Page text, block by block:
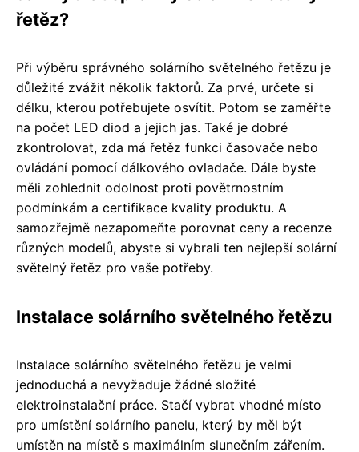
řetěz?
Při výběru správného solárního světelného řetězu je
důležité zvážit několik faktorů. Za prvé, určete si
délku, kterou potřebujete osvítit. Potom se zaměřte
na počet LED diod a jejich jas. Také je dobré
zkontrolovat, zda má řetěz funkci časovače nebo
ovládání pomocí dálkového ovladače. Dále byste
měli zohlednit odolnost proti povětrnostním
podmínkám a certifikace kvality produktu. A
samozřejmě nezapomeňte porovnat ceny a recenze
různých modelů, abyste si vybrali ten nejlepší solární
světelný řetěz pro vaše potřeby.
Instalace solárního světelného řetězu
Instalace solárního světelného řetězu je velmi
jednoduchá a nevyžaduje žádné složité
elektroinstalační práce. Stačí vybrat vhodné místo
pro umístění solárního panelu, který by měl být
umístěn na místě s maximálním slunečním zářením.